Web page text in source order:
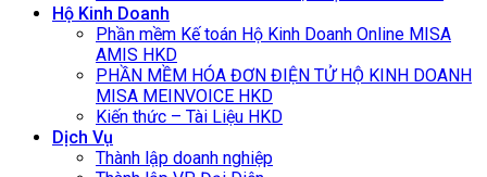
Hộ Kinh Doanh
Phần mềm Kế toán Hộ Kinh Doanh Online MISA
AMIS HKD
PHẦN MỀM HÓA ĐƠN ĐIỆN TỬ HỘ KINH DOANH
MISA MEINVOICE HKD
Kiến thức – Tài Liệu HKD
Dịch Vụ
Thành lập doanh nghiệp